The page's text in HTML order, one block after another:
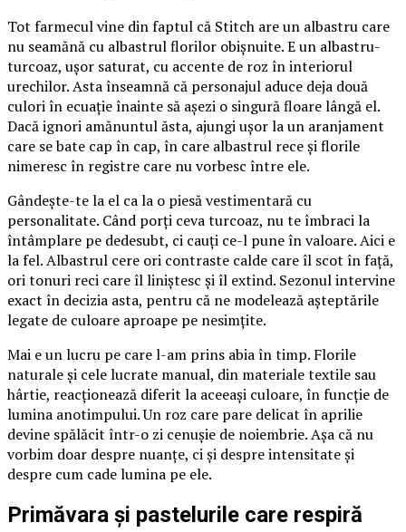
Tot farmecul vine din faptul că Stitch are un albastru care
nu seamănă cu albastrul florilor obișnuite. E un albastru-
turcoaz, ușor saturat, cu accente de roz în interiorul
urechilor. Asta înseamnă că personajul aduce deja două
culori în ecuație înainte să așezi o singură floare lângă el.
Dacă ignori amănuntul ăsta, ajungi ușor la un aranjament
care se bate cap în cap, în care albastrul rece și florile
nimeresc în registre care nu vorbesc între ele.
Gândește-te la el ca la o piesă vestimentară cu
personalitate. Când porți ceva turcoaz, nu te îmbraci la
întâmplare pe dedesubt, ci cauți ce-l pune în valoare. Aici e
la fel. Albastrul cere ori contraste calde care îl scot în față,
ori tonuri reci care îl liniștesc și îl extind. Sezonul intervine
exact în decizia asta, pentru că ne modelează așteptările
legate de culoare aproape pe nesimțite.
Mai e un lucru pe care l-am prins abia în timp. Florile
naturale și cele lucrate manual, din materiale textile sau
hârtie, reacționează diferit la aceeași culoare, în funcție de
lumina anotimpului. Un roz care pare delicat în aprilie
devine spălăcit într-o zi cenușie de noiembrie. Așa că nu
vorbim doar despre nuanțe, ci și despre intensitate și
despre cum cade lumina pe ele.
Primăvara și pastelurile care respiră